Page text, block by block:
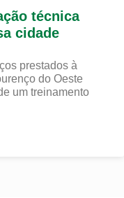
técnica
cidade
prestados à
do Oeste
um treinamento